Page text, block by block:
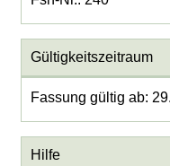
Gültigkeitszeitraum
Fassung gültig ab:
Hilfe